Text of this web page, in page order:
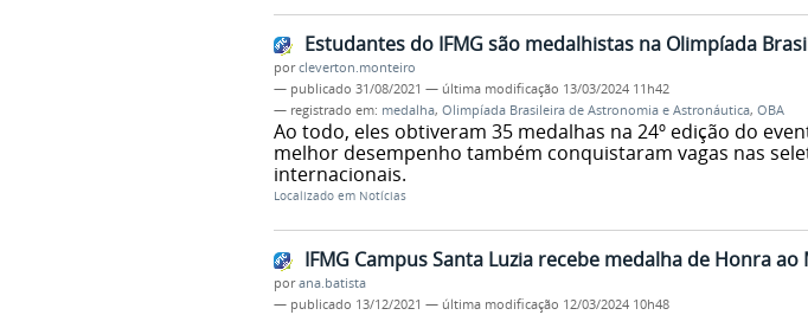
Estudantes do IFMG são medalhistas na Olimpíada
porcleverton.monteiro
— publicado 31/08/2021 — última modificação 13/03/2024 11h42
— registrado em: medalha, Olimpíada Brasileira de Astronomia e Astronáutica, OBA
Ao todo, eles obtiveram 35 medalhas na 24º edição do
melhor desempenho também conquistaram vagas nas
internacionais.
Localizado em Notícias
IFMG Campus Santa Luzia recebe medalha de Honra
porana.batista
— publicado 13/12/2021 — última modificação 12/03/2024 10h48